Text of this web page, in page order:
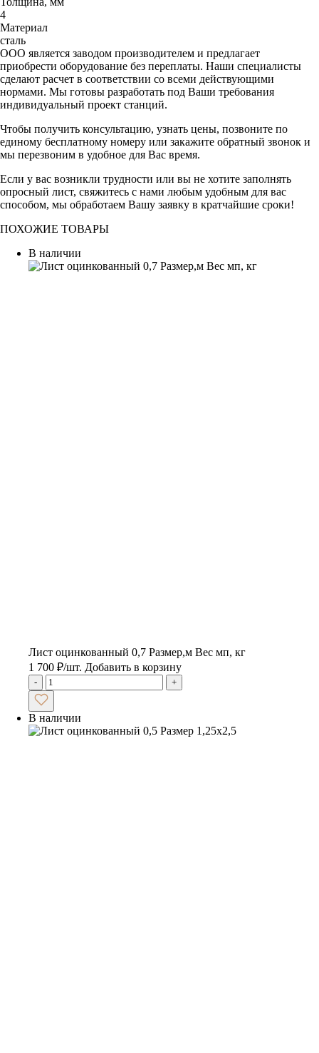
4
Материал
сталь
ООО является заводом производителем и предлагает
приобрести оборудование без переплаты. Наши специалисты
сделают расчет в соответствии со всеми действующими
нормами. Мы готовы разработать под Ваши требования
индивидуальный проект станций.
Чтобы получить консультацию, узнать цены, позвоните по
единому бесплатному номеру или закажите обратный звонок и
мы перезвоним в удобное для Вас время.
Если у вас возникли трудности или вы не хотите заполнять
опросный лист, свяжитесь с нами любым удобным для вас
способом, мы обработаем Вашу заявку в кратчайшие сроки!
ПОХОЖИЕ ТОВАРЫ
В наличии
Лист оцинкованный 0,7 Размер,м Вес мп, кг
1 700 ₽/шт. Добавить в корзину
- +
В наличии